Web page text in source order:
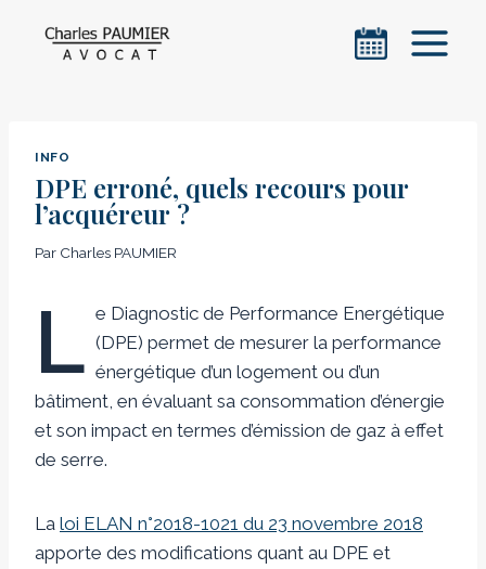
INFO
DPE erroné, quels recours pour
l’acquéreur ?
Par Charles PAUMIER
L e Diagnostic de Performance Energétique
(DPE) permet de mesurer la performance
énergétique d’un logement ou d’un
bâtiment, en évaluant sa consommation d’énergie
et son impact en termes d’émission de gaz à effet
de serre.
La loi ELAN n°2018-1021 du 23 novembre 2018
apporte des modifications quant au DPE et